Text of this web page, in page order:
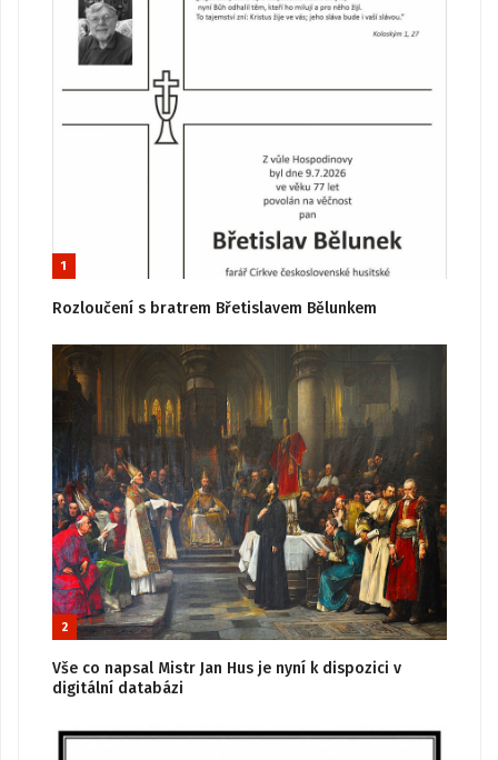
1
Rozloučení s bratrem Břetislavem Bělunkem
2
Vše co napsal Mistr Jan Hus je nyní k dispozici v
digitální databázi